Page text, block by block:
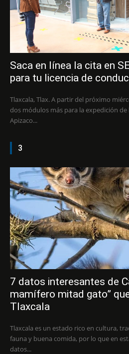
Saca en línea la cita en
para tu licencia de
Tlaxcala, Tlax. A partir del próximo
dos módulos más para la expedición de
Apizaco...
3
7 datos interesantes de
mamífero mitad gato”
Tlaxcala
Tlaxcala es un estado rico en cultura,
fauna y buena comida, por lo que en
datos...